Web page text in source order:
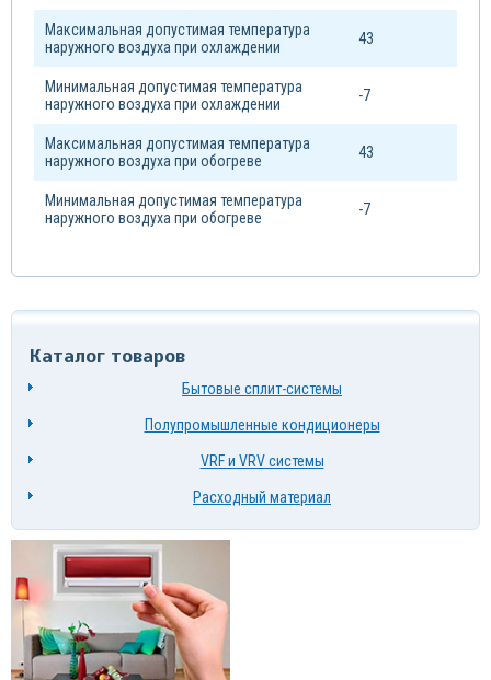
Максимальная допустимая температура
наружного воздуха при охлаждении
43
Минимальная допустимая температура
наружного воздуха при охлаждении
-7
Максимальная допустимая температура
наружного воздуха при обогреве
43
Минимальная допустимая температура
наружного воздуха при обогреве
-7
Каталог товаров
Бытовые сплит-системы
Полупромышленные кондиционеры
VRF и VRV системы
Расходный материал